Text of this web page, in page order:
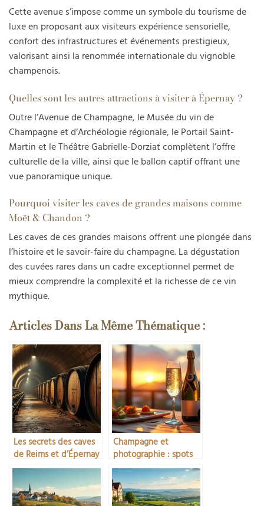
Cette avenue s’impose comme un symbole du tourisme de
luxe en proposant aux visiteurs expérience sensorielle,
confort des infrastructures et événements prestigieux,
valorisant ainsi la renommée internationale du vignoble
champenois.
Quelles sont les autres attractions à visiter à Épernay ?
Outre l’Avenue de Champagne, le Musée du vin de
Champagne et d’Archéologie régionale, le Portail Saint-
Martin et le Théâtre Gabrielle-Dorziat complètent l’offre
culturelle de la ville, ainsi que le ballon captif offrant une
vue panoramique unique.
Pourquoi visiter les caves de grandes maisons comme
Moët & Chandon ?
Les caves de ces grandes maisons offrent une plongée dans
l’histoire et le savoir-faire du champagne. La dégustation
des cuvées rares dans un cadre exceptionnel permet de
mieux comprendre la complexité et la richesse de ce vin
mythique.
Articles Dans La Même Thématique :
Les secrets des caves
de Reims et d’Épernay
Champagne et
photographie : spots
incontournables